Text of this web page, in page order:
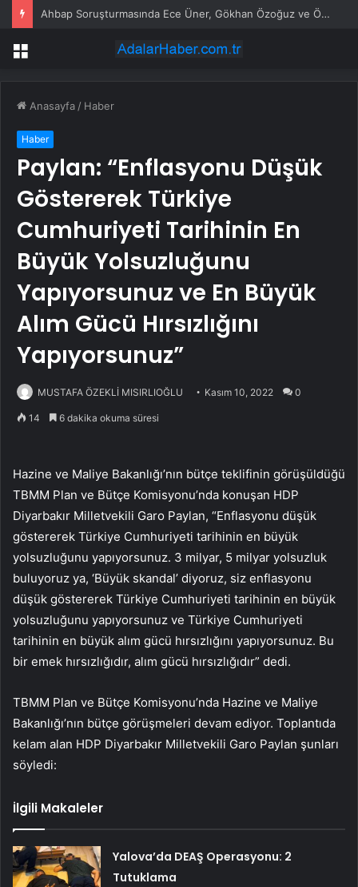
Ahbap Soruşturmasında Ece Üner, Gökhan Özoğuz ve Öykü Serter Tanık Olarak İfade Vermek Üzere Adliyeye Geldi
Menü
Anasayfa / Haber
Haber
Paylan: “Enflasyonu Düşük
Göstererek Türkiye
Cumhuriyeti Tarihinin En
Büyük Yolsuzluğunu
Yapıyorsunuz ve En Büyük
Alım Gücü Hırsızlığını
Yapıyorsunuz”
MUSTAFA ÖZEKLİ MISIRLIOĞLU Kasım 10, 2022 0
14 6 dakika okuma süresi
Hazine ve Maliye Bakanlığı’nın bütçe teklifinin görüşüldüğü
TBMM Plan ve Bütçe Komisyonu’nda konuşan HDP
Diyarbakır Milletvekili Garo Paylan, “Enflasyonu düşük
göstererek Türkiye Cumhuriyeti tarihinin en büyük
yolsuzluğunu yapıyorsunuz. 3 milyar, 5 milyar yolsuzluk
buluyoruz ya, ‘Büyük skandal’ diyoruz, siz enflasyonu
düşük göstererek Türkiye Cumhuriyeti tarihinin en büyük
yolsuzluğunu yapıyorsunuz ve Türkiye Cumhuriyeti
tarihinin en büyük alım gücü hırsızlığını yapıyorsunuz. Bu
bir emek hırsızlığıdır, alım gücü hırsızlığıdır” dedi.
TBMM Plan ve Bütçe Komisyonu’nda Hazine ve Maliye
Bakanlığı’nın bütçe görüşmeleri devam ediyor. Toplantıda
kelam alan HDP Diyarbakır Milletvekili Garo Paylan şunları
söyledi:
İlgili Makaleler
Yalova’da DEAŞ Operasyonu: 2
Tutuklama